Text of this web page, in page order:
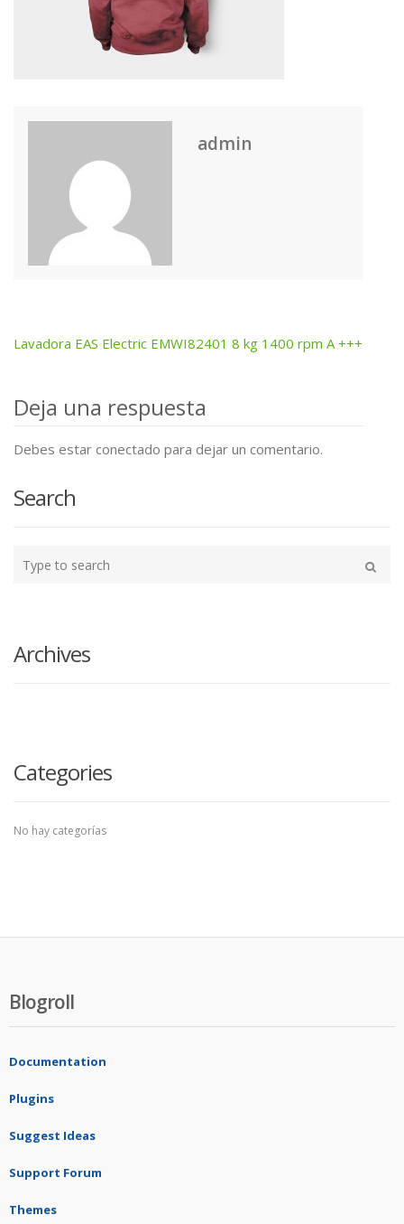
admin
Post
navigation
Lavadora EAS Electric EMWI82401 8 kg 1400 rpm A +++
Deja una respuesta
Debes estar conectado para dejar un comentario.
Search
your
Archives
Categories
No hay categorías
Blogroll
Documentation
Plugins
Suggest Ideas
Support Forum
Themes